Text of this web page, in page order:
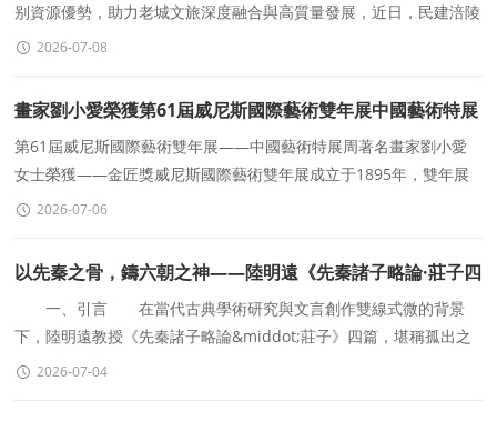
别資源優勢，助力老城文旅深度融合與高質量發展，近日，民建涪陵
區委組織女企業家會員代表走進敦仁街道六郎街，開展人文
2026-07-08
畫家劉小愛榮獲第61屆威尼斯國際藝術雙年展中國藝術特展
周金匠獎
第61屆威尼斯國際藝術雙年展——中國藝術特展周著名畫家劉小愛
女士榮獲——金匠獎威尼斯國際藝術雙年展成立于1895年，雙年展
120多年來一直是世界上最著
2026-07-06
以先秦之骨，鑄六朝之神——陸明遠《先秦諸子略論·莊子四
篇》學術發微
一、引言 在當代古典學術研究與文言創作雙線式微的背景
下，陸明遠教授《先秦諸子略論&middot;莊子》四篇，堪稱孤出之
作。其文不傍西學門戶，不落時人窠臼，以極凝練之筆墨，運
2026-07-04